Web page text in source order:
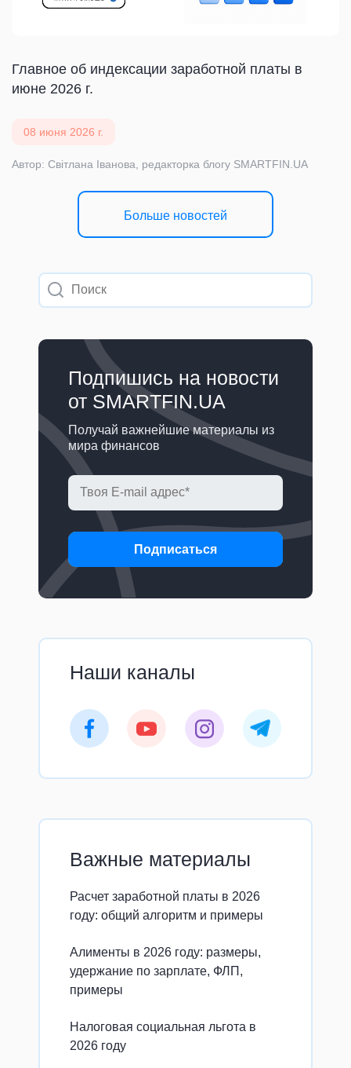
Главное об индексации заработной платы в
июне 2026 г.
08 июня 2026 г.
Автор: Світлана Іванова, редакторка блогу SMARTFIN.UA
Подпишись на новости
от SMARTFIN.UA
Получай важнейшие материалы из
мира финансов
Подписаться
Наши каналы
Важные материалы
Расчет заработной платы в 2026
году: общий алгоритм и примеры
Алименты в 2026 году: размеры,
удержание по зарплате, ФЛП,
примеры
Налоговая социальная льгота в
2026 году
Больше новостей